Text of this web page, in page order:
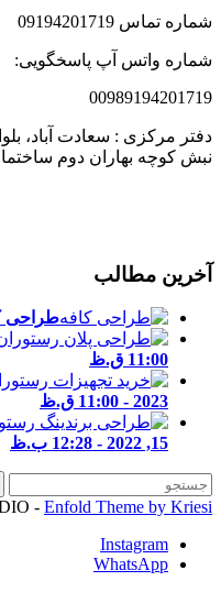
تماس 09194201719
واتس آپ پاسخگویی:
مرکزی : سعادت آباد، بلوار
کوچه بهاران دوم
مطالب
طراحی
11:00 ق.ظ
2023 - 11:00 ق.ظ
15, 2022 - 12:28 ب.ظ
-Enfold Theme by
Instagram
WhatsApp